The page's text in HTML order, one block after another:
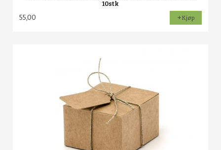
10stk
55,00 Kjøp